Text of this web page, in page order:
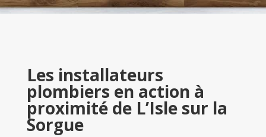
Les installateurs
plombiers en action à
proximité de L’Isle sur la
Sorgue